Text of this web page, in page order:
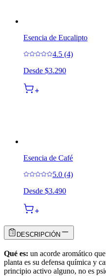
Esencia de Eucalipto
4.5 (4)
Desde $3.290
Esencia de Café
5.0 (4)
Desde $3.490
DESCRIPCIÓN
Qué es: un acorde aromático
planta es su defensa química y
principio activo alguno, no es